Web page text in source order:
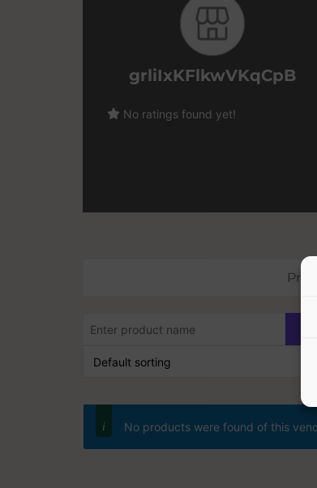
grliIxKFlkwVKqCpB
No ratings found yet!
No products were found of this